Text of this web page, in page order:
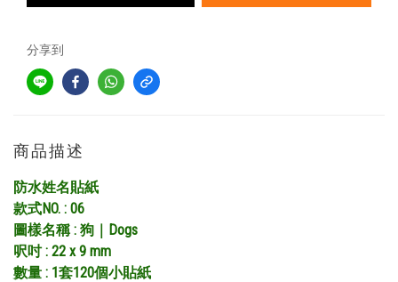
分享到
商品描述
防水姓名貼紙
款式NO. : 06
圖樣名稱 : 狗｜Dogs
呎吋 : 22 x 9 mm
數量 : 1套120個小貼紙